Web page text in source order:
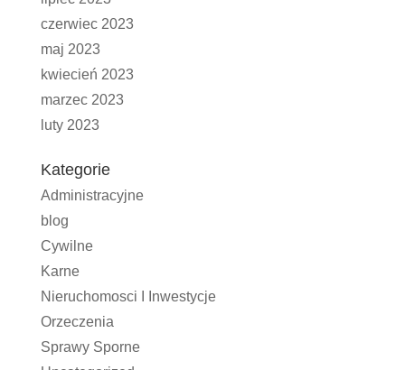
czerwiec 2023
maj 2023
kwiecień 2023
marzec 2023
luty 2023
Kategorie
Administracyjne
blog
Cywilne
Karne
Nieruchomosci I Inwestycje
Orzeczenia
Sprawy Sporne